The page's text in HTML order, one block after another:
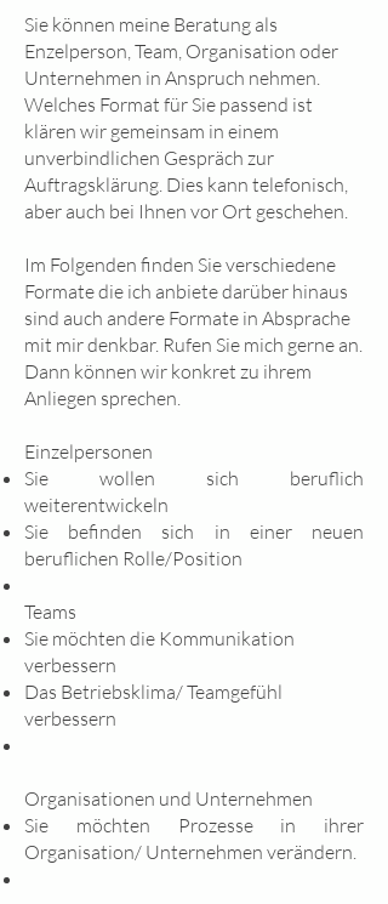
Sie können meine Beratung als
Enzelperson, Team, Organisation oder
Unternehmen in Anspruch nehmen.
Welches Format für Sie passend ist
klären wir gemeinsam in einem
unverbindlichen Gespräch zur
Auftragsklärung. Dies kann telefonisch,
aber auch bei Ihnen vor Ort geschehen.
Im Folgenden finden Sie verschiedene
Formate die ich anbiete darüber hinaus
sind auch andere Formate in Absprache
mit mir denkbar. Rufen Sie mich gerne an.
Dann können wir konkret zu ihrem
Anliegen sprechen. ​
Einzelpersonen​
Sie wollen sich beruflich
weiterentwickeln
Sie befinden sich in einer neuen
beruflichen Rolle/Position
Teams
Sie möchten die Kommunikation
verbessern
Das Betriebsklima/ Teamgefühl
verbessern
Organisationen und Unternehmen
Sie möchten Prozesse in ihrer
Organisation/ Unternehmen verändern.